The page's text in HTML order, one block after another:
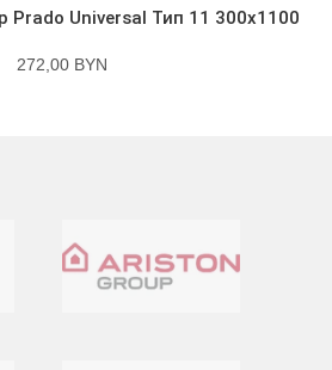
Prado Universal Тип 11 300x1100
272,00 BYN